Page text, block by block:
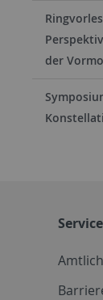
der
Service